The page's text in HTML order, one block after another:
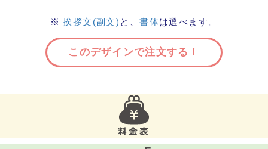
※挨拶文(副文) と、書体は選べます。
このデザインで注文する！